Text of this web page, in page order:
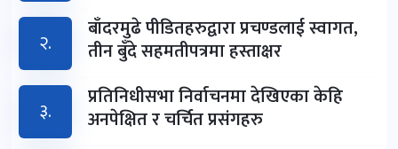
२.
बाँदरमुढे पीडितहरुद्वारा प्रचण्डलाई स्वागत,
तीन बुँदे सहमतीपत्रमा हस्ताक्षर
३.
प्रतिनिधीसभा निर्वाचनमा देखिएका केहि
अनपेक्षित र चर्चित प्रसंगहरु